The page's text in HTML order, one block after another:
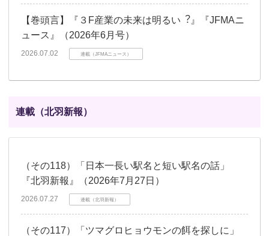
【巻頭言】『３F産業の未来は明るい︖』『JFMAニ
ュース』（2026年6月号）
2026.07.02 連載（JFMAニュース）
連載（北羽新報）
（その118）「日本一長い駅名と短い駅名の話」
『北羽新報』（2026年7月27日）
2026.07.27 連載（北羽新報）
（その117）「ツマグロヒョウモンの餌を探しに」